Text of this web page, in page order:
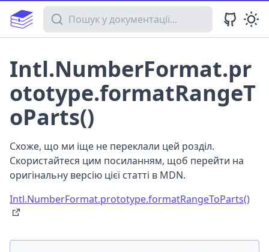
Пошук у документації
Intl.NumberFormat.pr
ototype.formatRangeT
oParts()
Схоже, що ми іще не переклали цей розділ.
Скористайтеся цим посиланням, щоб перейти на
оригінальну версію цієї статті в MDN.
Intl.NumberFormat.prototype.formatRangeToParts()